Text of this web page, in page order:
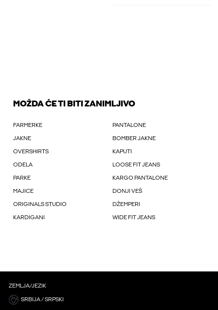
MOŽDA ĆE TI BITI ZANIMLJIVO
FARMERKE PANTALONE
JAKNE BOMBER JAKNE
OVERSHIRTS KAPUTI
ODELA LOOSE FIT JEANS
PARKE KARGO PANTALONE
MAJICE DONJI VEŠ
ORIGINALS STUDIO DŽEMPERI
KARDIGANI WIDE FIT JEANS
ZEMLJA/JEZIK
SRBIJA / SRPSKI